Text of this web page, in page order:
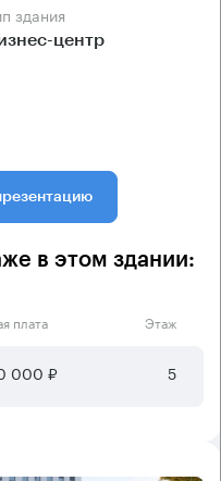
здания
центр
в этом здании:
плата Этаж
000 ₽ 5